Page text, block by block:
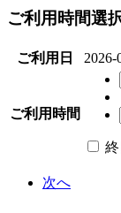
ご利用時間選
ご利用日 2026-
ご利用時間
終
次へ